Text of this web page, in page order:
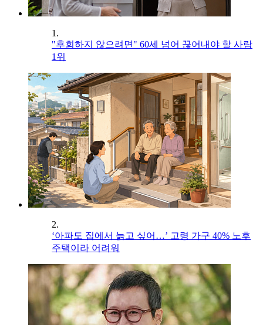
1.
"후회하지 않으려면" 60세 넘어 끊어내야 할 사람
1위
2.
‘아파도 집에서 늙고 싶어…’ 고령 가구 40% 노후
주택이라 어려워